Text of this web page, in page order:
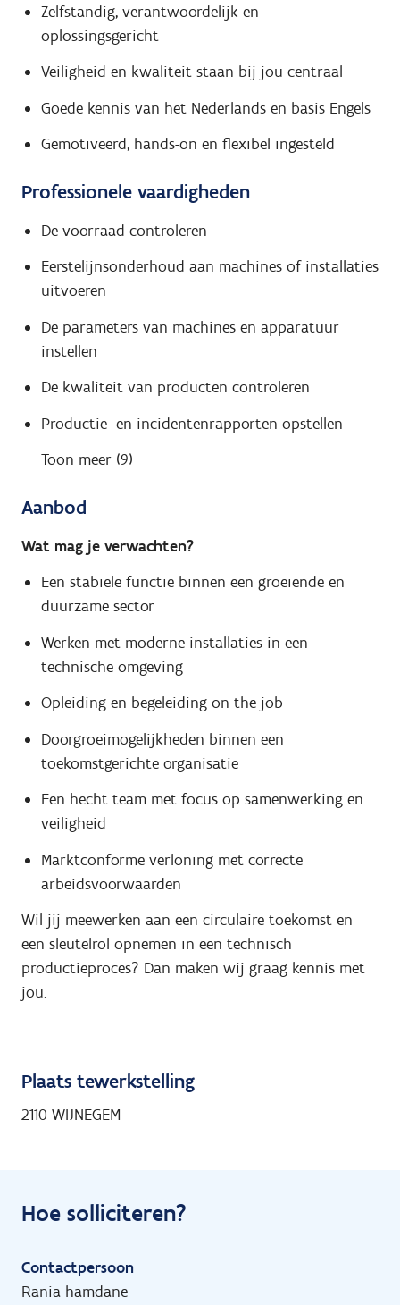
Zelfstandig, verantwoordelijk en
oplossingsgericht
Veiligheid en kwaliteit staan bij jou centraal
Goede kennis van het Nederlands en basis Engels
Gemotiveerd, hands-on en flexibel ingesteld
Professionele vaardigheden
De voorraad controleren
Eerstelijnsonderhoud aan machines of installaties
uitvoeren
De parameters van machines en apparatuur
instellen
De kwaliteit van producten controleren
Productie- en incidentenrapporten opstellen
Toon meer (9)
Aanbod
Wat mag je verwachten?
Een stabiele functie binnen een groeiende en
duurzame sector
Werken met moderne installaties in een
technische omgeving
Opleiding en begeleiding on the job
Doorgroeimogelijkheden binnen een
toekomstgerichte organisatie
Een hecht team met focus op samenwerking en
veiligheid
Marktconforme verloning met correcte
arbeidsvoorwaarden
Wil jij meewerken aan een circulaire toekomst en
een sleutelrol opnemen in een technisch
productieproces? Dan maken wij graag kennis met
jou.
Plaats tewerkstelling
2110 WIJNEGEM
Hoe solliciteren?
Contactpersoon
Rania hamdane